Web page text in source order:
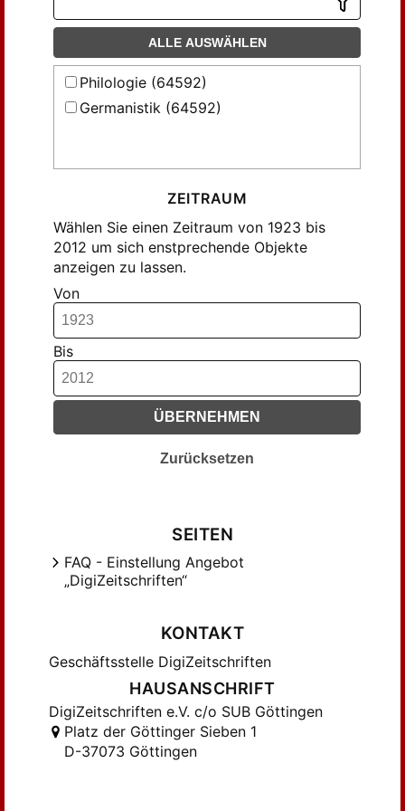
Fromm, Hans (219)
Frühwald, Wolfgang (134)
Gennrich, Friedrich (95)
Glockner, Hermann (207)
Goldammer, Kurt (140)
Greber, Erika (78)
Gundolf, Friedrich (114)
Hain, Mathilde (98)
Harth, Dietrich (93)
Haug, Walter (183)
Henel, Heinrich (99)
Hermand, Jost (139)
Heselhaus, Clemens (101)
Hoffmeister, Johannes (114)
Koch, Franz (115)
Köhn, Lothar (307)
Lehnert, Herbert (176)
Link, Franz H. (137)
Martini, Fritz (257)
Menke, Bettine (90)
ALLE AUSWÄHLEN
Philologie (64592)
Germanistik (64592)
ZEITRAUM
Wählen Sie einen Zeitraum von 1923 bis
2012 um sich enstprechende Objekte
anzeigen zu lassen.
Von
Bis
ÜBERNEHMEN
Zurücksetzen
SEITEN
FAQ - Einstellung Angebot
„DigiZeitschriften“
KONTAKT
Geschäftsstelle DigiZeitschriften
HAUSANSCHRIFT
DigiZeitschriften e.V. c/o SUB Göttingen
Platz der Göttinger Sieben 1
D-37073 Göttingen